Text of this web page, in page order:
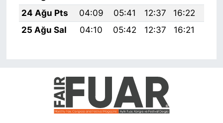
24 Ağu Pts
04:09 05:41 12:37 16:22
25 Ağu Sal
04:10 05:42 12:37 16:21